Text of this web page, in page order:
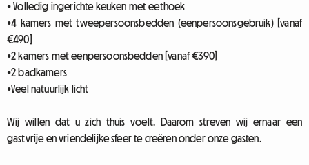
• Volledig ingerichte keuken met eethoek
•4 kamers met tweepersoonsbedden (eenpersoonsgebruik) [vanaf
€490]
•2 kamers met eenpersoonsbedden [vanaf €390]
•2 badkamers
•Veel natuurlijk licht
Wij willen dat u zich thuis voelt. Daarom streven wij ernaar een
gastvrije en vriendelijke sfeer te creëren onder onze gasten.